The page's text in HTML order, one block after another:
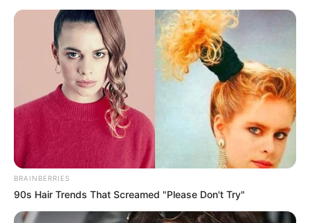
BRAINBERRIES
90s Hair Trends That Screamed "Please Don't Try"